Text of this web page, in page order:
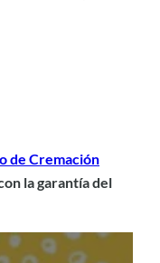
de Cremación
la garantía del